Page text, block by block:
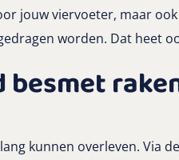
jouw viervoeter, maar
worden. Dat heet
besmet
kunnen overleven. Via